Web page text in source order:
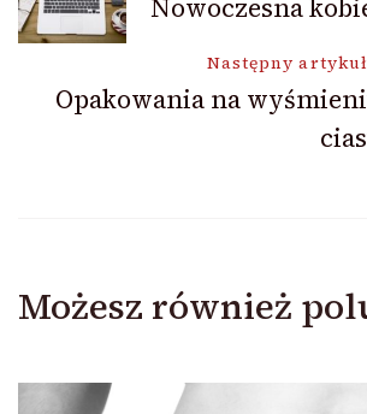
wpisu
Nowoczesna
Następny artykuł
Opakowania na
Możesz również